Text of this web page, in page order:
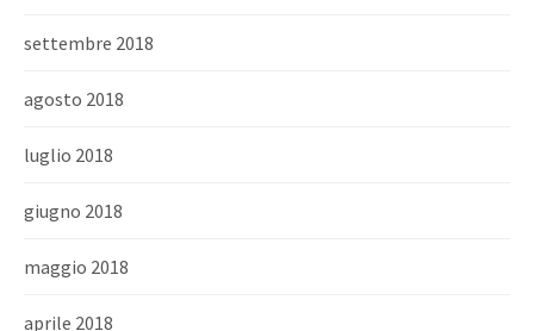
settembre 2018
agosto 2018
luglio 2018
giugno 2018
maggio 2018
aprile 2018